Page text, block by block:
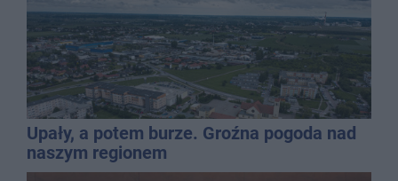
Upały, a potem burze. Groźna pogoda nad
naszym regionem